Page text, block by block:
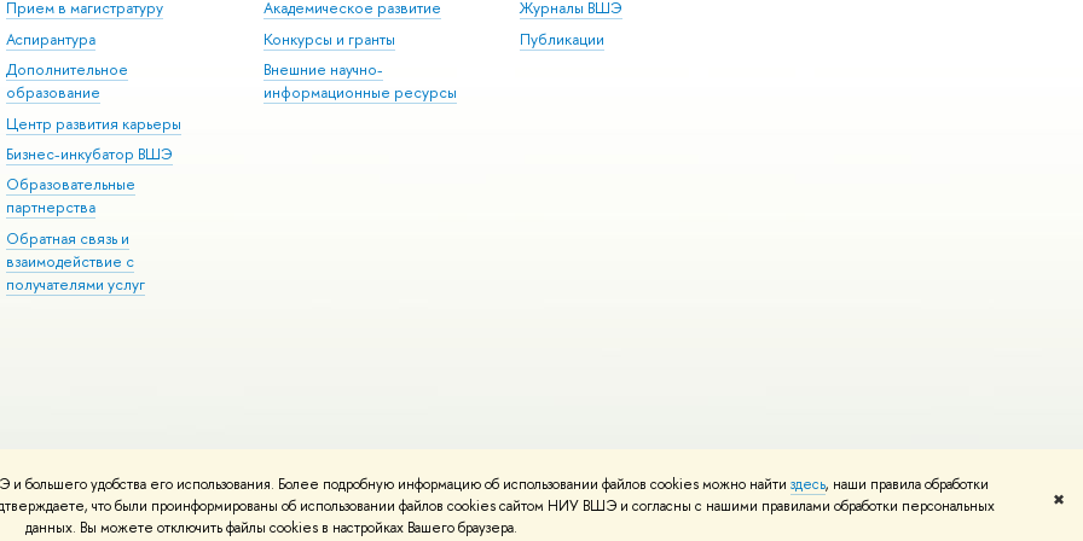
удобства его использования. Более подробную информацию об использовании файлов cookies можно найти здесь, наши правила обработки
что были проинформированы об использовании файлов cookies сайтом НИУ ВШЭ и согласны с нашими правилами обработки персональных
данных. Вы можете отключить файлы cookies в настройках Вашего браузера.
✖
Прием в магистратуру
Аспирантура
Дополнительное
образование
Центр развития карьеры
Бизнес-инкубатор ВШЭ
Образовательные
партнерства
Обратная связь и
взаимодействие с
получателями услуг
Академическое развитие
Конкурсы и гранты
Внешние научно-
информационные ресурсы
Журналы ВШЭ
Публикации
Редактору
Условия использования материалов Политика конфиденциальности Карта сайта
вШколе дизайна НИУ ВШЭ